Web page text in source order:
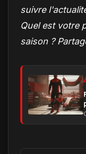
suivre
Quel est votre
saison ?